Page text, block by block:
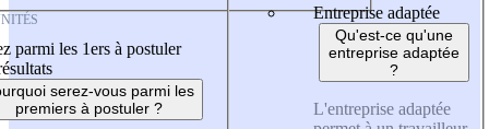
parmi les 1ers à postuler
serez-vous parmi les
premiers à postuler ?
Entreprise adaptée
Qu'est-ce qu'une
entreprise adaptée
?
L'entreprise adaptée